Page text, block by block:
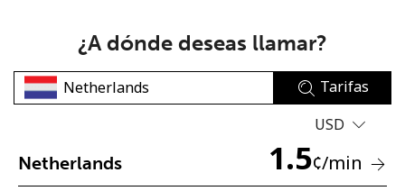
No se ha creado una contraseña
¿A dónde deseas llamar?
Tarifas
USD
Netherlands 1.5¢/min